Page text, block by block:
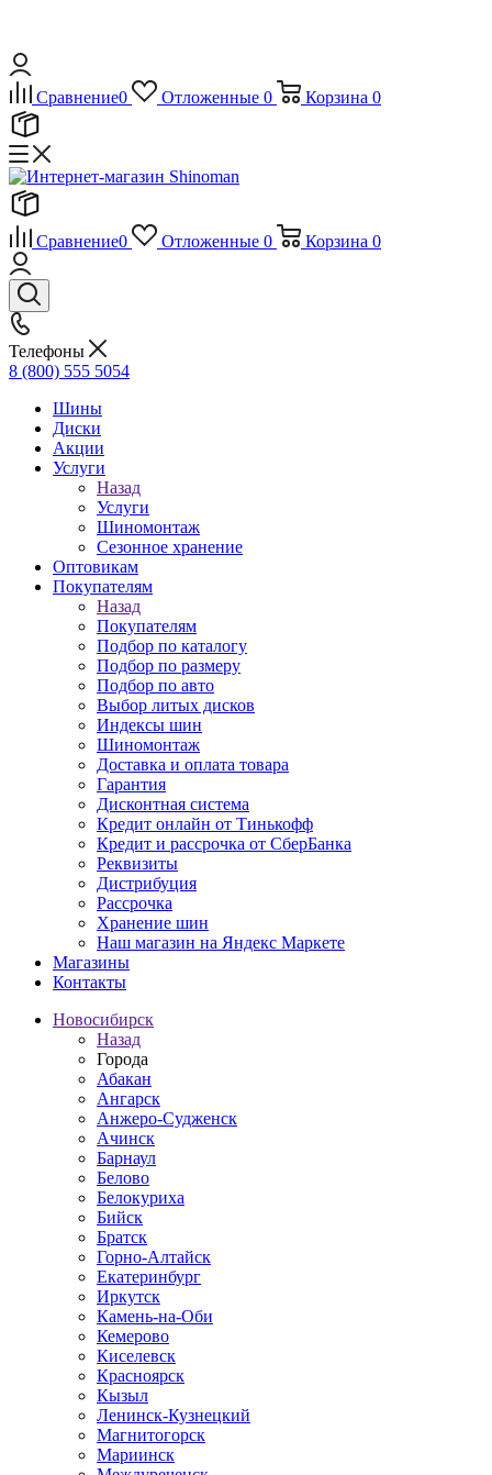
Сравнение0 Отложенные 0 Корзина 0
Сравнение0 Отложенные 0 Корзина 0
Телефоны
8 (800) 555 5054
Шины
Диски
Акции
Услуги
Назад
Услуги
Шиномонтаж
Сезонное хранение
Оптовикам
Покупателям
Назад
Покупателям
Подбор по каталогу
Подбор по размеру
Подбор по авто
Выбор литых дисков
Индексы шин
Шиномонтаж
Доставка и оплата товара
Гарантия
Дисконтная система
Кредит онлайн от Тинькофф
Кредит и рассрочка от СберБанка
Реквизиты
Дистрибуция
Рассрочка
Хранение шин
Наш магазин на Яндекс Маркете
Магазины
Контакты
Новосибирск
Назад
Города
Абакан
Ангарск
Анжеро-Судженск
Ачинск
Барнаул
Белово
Белокуриха
Бийск
Братск
Горно-Алтайск
Екатеринбург
Иркутск
Камень-на-Оби
Кемерово
Киселевск
Красноярск
Кызыл
Ленинск-Кузнецкий
Магнитогорск
Мариинск